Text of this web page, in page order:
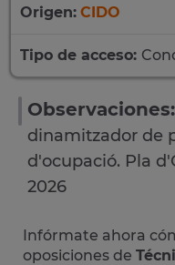
Origen: CIDO
Tipo de acceso:
Observaciones:
dinamitzador de
d'ocupació. Pla
2026
Infórmate ahora
oposiciones de